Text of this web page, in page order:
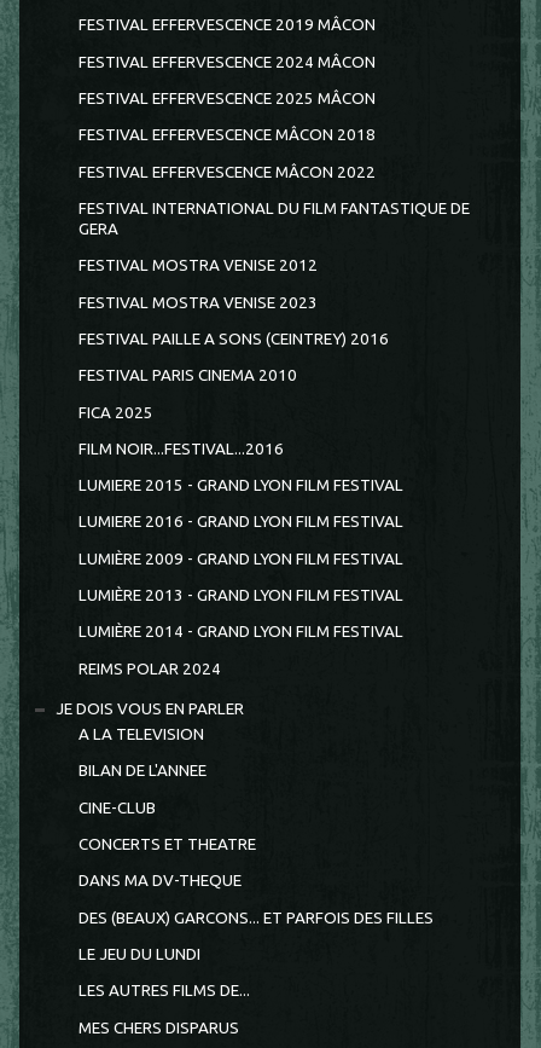
FESTIVAL EFFERVESCENCE 2019 MÂCON
FESTIVAL EFFERVESCENCE 2024 MÂCON
FESTIVAL EFFERVESCENCE 2025 MÂCON
FESTIVAL EFFERVESCENCE MÂCON 2018
FESTIVAL EFFERVESCENCE MÂCON 2022
FESTIVAL INTERNATIONAL DU FILM FANTASTIQUE DE
GERA
FESTIVAL MOSTRA VENISE 2012
FESTIVAL MOSTRA VENISE 2023
FESTIVAL PAILLE A SONS (CEINTREY) 2016
FESTIVAL PARIS CINEMA 2010
FICA 2025
FILM NOIR...FESTIVAL...2016
LUMIERE 2015 - GRAND LYON FILM FESTIVAL
LUMIERE 2016 - GRAND LYON FILM FESTIVAL
LUMIÈRE 2009 - GRAND LYON FILM FESTIVAL
LUMIÈRE 2013 - GRAND LYON FILM FESTIVAL
LUMIÈRE 2014 - GRAND LYON FILM FESTIVAL
REIMS POLAR 2024
JE DOIS VOUS EN PARLER
A LA TELEVISION
BILAN DE L'ANNEE
CINE-CLUB
CONCERTS ET THEATRE
DANS MA DV-THEQUE
DES (BEAUX) GARCONS... ET PARFOIS DES FILLES
LE JEU DU LUNDI
LES AUTRES FILMS DE...
MES CHERS DISPARUS